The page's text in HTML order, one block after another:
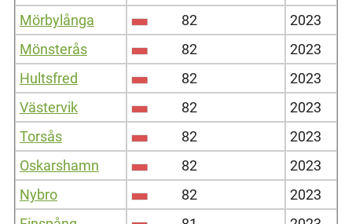
Mörbylånga
82
2023
Mönsterås
82
2023
Hultsfred
82
2023
Västervik
82
2023
Torsås
82
2023
Oskarshamn
82
2023
Nybro
82
2023